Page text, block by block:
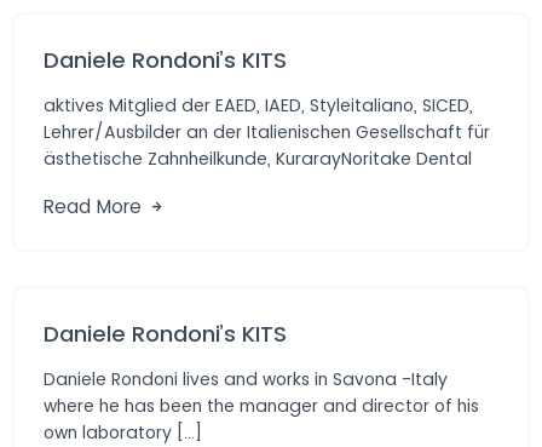
Daniele Rondoni’s KITS
aktives Mitglied der EAED, IAED, Styleitaliano, SICED,
Lehrer/Ausbilder an der Italienischen Gesellschaft für
ästhetische Zahnheilkunde, KurarayNoritake Dental
Read More
Daniele Rondoni’s KITS
Daniele Rondoni lives and works in Savona -Italy
where he has been the manager and director of his
own laboratory […]